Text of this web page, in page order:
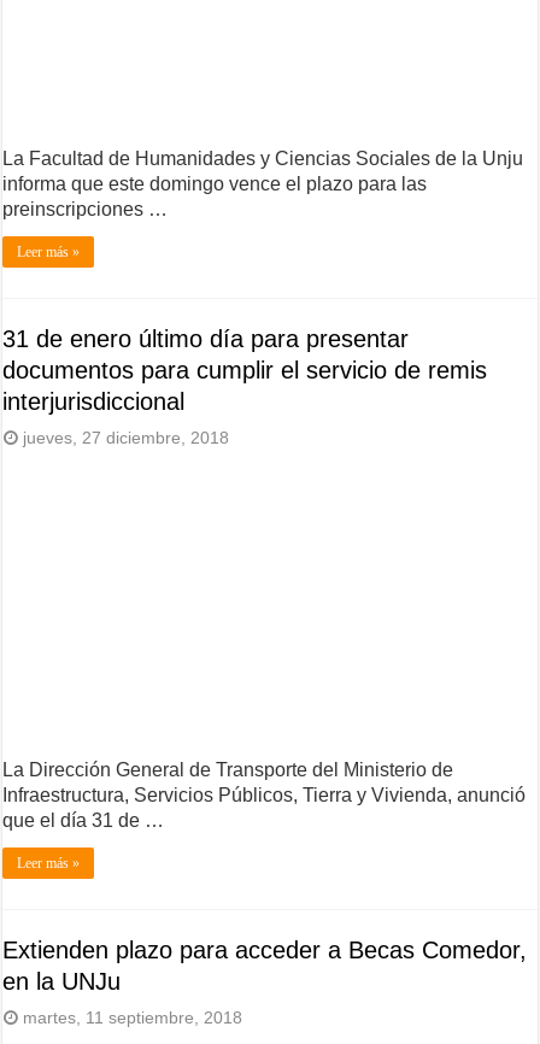
La Facultad de Humanidades y Ciencias Sociales de la Unju
informa que este domingo vence el plazo para las
preinscripciones …
Leer más »
31 de enero último día para presentar
documentos para cumplir el servicio de remis
interjurisdiccional
jueves, 27 diciembre, 2018
La Dirección General de Transporte del Ministerio de
Infraestructura, Servicios Públicos, Tierra y Vivienda, anunció
que el día 31 de …
Leer más »
Extienden plazo para acceder a Becas Comedor,
en la UNJu
martes, 11 septiembre, 2018